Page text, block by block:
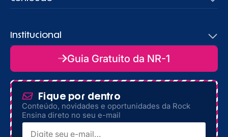
Institucional
Guia Gratuito da NR-1
Fique por dentro
Conteúdo, novidades e oportunidades da Rock
Ensina direto no seu e-mail